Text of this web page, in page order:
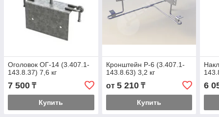
Оголовок ОГ-14 (3.407.1-
143.8.37) 7,6 кг
7 500 ₸
Купить
Кронштейн Р-6 (3.407.1-
143.8.63) 3,2 кг
от 5 210₸
Купить
6